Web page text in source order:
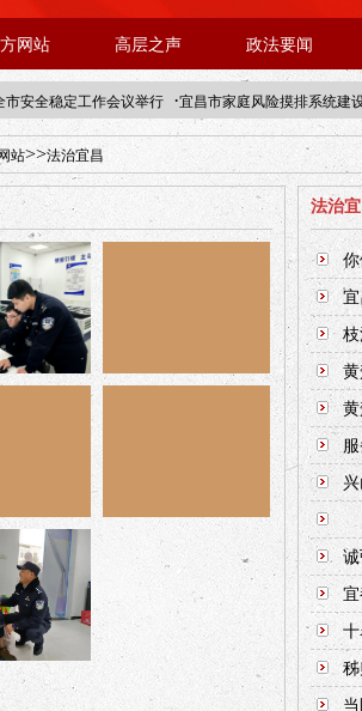
网站 高层之声 政法要闻
市安全稳定工作会议举行 ·宜昌市家庭风险摸排系统建
招才兴业”事业单位人才引进·北京站人民大学入校工作
站>>法治宜昌
法治
你
十